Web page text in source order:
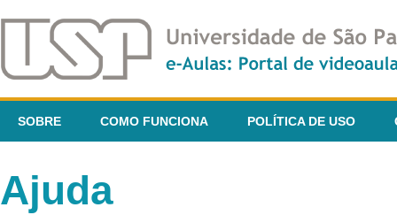
SOBRE COMO FUNCIONA POLÍTICA DE USO
Ajuda